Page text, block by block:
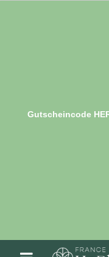
Gutscheincode